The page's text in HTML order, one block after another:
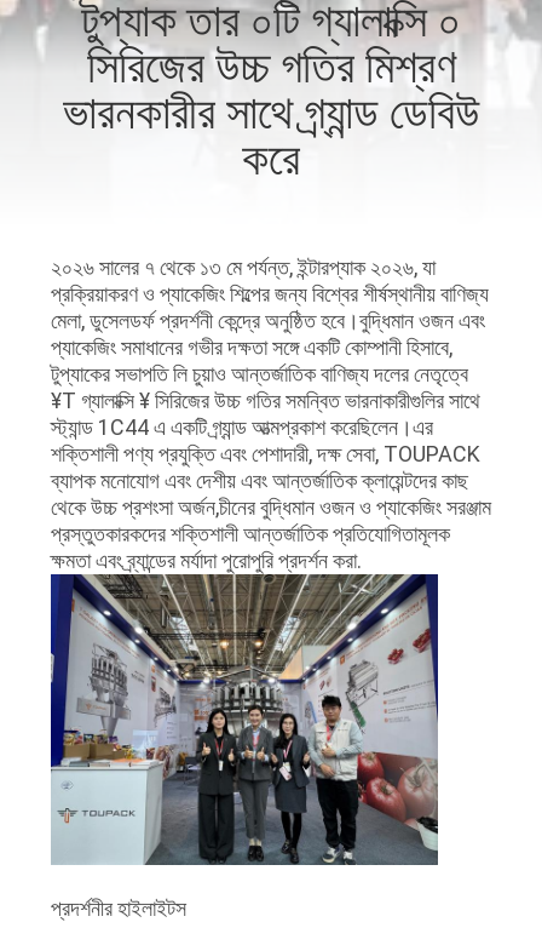
নিয়ন্ত্রণ
আমাদের
মামলা
একটি
উদ্ধৃতি
অনুরোধ
সাইট
গোপনীয়তা
টুপ্যাক তার ০টি গ্যালাক্সি ০
সিরিজের উচ্চ গতির মিশ্রণ
ভারনকারীর সাথে গ্র্যান্ড ডেবিউ
করে
২০২৬ সালের ৭ থেকে ১৩ মে পর্যন্ত, ইন্টারপ্যাক ২০২৬, যা
প্রক্রিয়াকরণ ও প্যাকেজিং শিল্পের জন্য বিশ্বের শীর্ষস্থানীয় বাণিজ্য
মেলা, ডুসেলডর্ফ প্রদর্শনী কেন্দ্রে অনুষ্ঠিত হবে।বুদ্ধিমান ওজন এবং
প্যাকেজিং সমাধানের গভীর দক্ষতা সঙ্গে একটি কোম্পানী হিসাবে,
টুপ্যাকের সভাপতি লি চুয়াও আন্তর্জাতিক বাণিজ্য দলের নেতৃত্বে
¥T গ্যালাক্সি ¥ সিরিজের উচ্চ গতির সমন্বিত ভারনাকারীগুলির সাথে
স্ট্যান্ড 1C44 এ একটি গ্র্যান্ড আত্মপ্রকাশ করেছিলেন।এর
শক্তিশালী পণ্য প্রযুক্তি এবং পেশাদারী, দক্ষ সেবা, TOUPACK
ব্যাপক মনোযোগ এবং দেশীয় এবং আন্তর্জাতিক ক্লায়েন্টদের কাছ
থেকে উচ্চ প্রশংসা অর্জন,চীনের বুদ্ধিমান ওজন ও প্যাকেজিং সরঞ্জাম
প্রস্তুতকারকদের শক্তিশালী আন্তর্জাতিক প্রতিযোগিতামূলক
ক্ষমতা এবং ব্র্যান্ডের মর্যাদা পুরোপুরি প্রদর্শন করা.
প্রদর্শনীর হাইলাইটস